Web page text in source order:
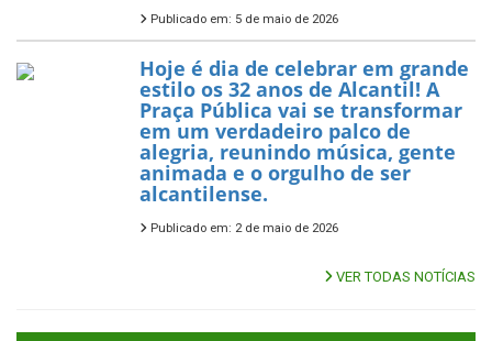
Publicado em: 5 de maio de 2026
Hoje é dia de celebrar em grande
estilo os 32 anos de Alcantil! A
Praça Pública vai se transformar
em um verdadeiro palco de
alegria, reunindo música, gente
animada e o orgulho de ser
alcantilense.
Publicado em: 2 de maio de 2026
VER TODAS NOTÍCIAS